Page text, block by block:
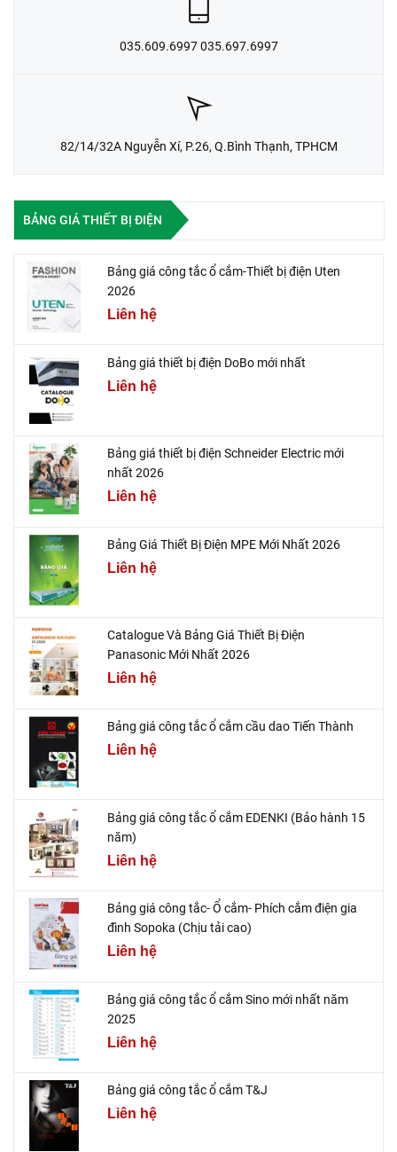
035.609.6997 035.697.6997
82/14/32A Nguyễn Xí, P.26, Q.Bình Thạnh, TPHCM
BẢNG GIÁ THIẾT BỊ ĐIỆN
Bảng giá công tắc ổ cắm-Thiết bị điện Uten
2026
Liên hệ
Bảng giá thiết bị điện DoBo mới nhất
Liên hệ
Bảng giá thiết bị điện Schneider Electric mới
nhất 2026
Liên hệ
Bảng Giá Thiết Bị Điện MPE Mới Nhất 2026
Liên hệ
Catalogue Và Bảng Giá Thiết Bị Điện
Panasonic Mới Nhất 2026
Liên hệ
Bảng giá công tắc ổ cắm cầu dao Tiến Thành
Liên hệ
Bảng giá công tắc ổ cắm EDENKI (Bảo hành 15
năm)
Liên hệ
Bảng giá công tắc- Ổ cắm- Phích cắm điện gia
đình Sopoka (Chịu tải cao)
Liên hệ
Bảng giá công tắc ổ cắm Sino mới nhất năm
2025
Liên hệ
Bảng giá công tắc ổ cắm T&J
Liên hệ